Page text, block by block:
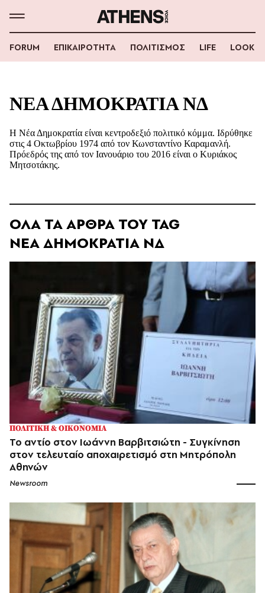
FORUM ΕΠΙΚΑΙΡΟΤΗΤΑ ΠΟΛΙΤΙΣΜΟΣ LIFE LOOK
ΝΕΑ ΔΗΜΟΚΡΑΤΙΑ ΝΔ
Η Νέα Δημοκρατία είναι κεντροδεξιό πολιτικό κόμμα. Ιδρύθηκε
στις 4 Οκτωβρίου 1974 από τον Κωνσταντίνο Καραμανλή.
Πρόεδρός της από τον Ιανουάριο του 2016 είναι ο Κυριάκος
Μητσοτάκης.
ΟΛΑ ΤΑ ΑΡΘΡΑ ΤΟΥ TAG
ΝΕΑ ΔΗΜΟΚΡΑΤΙΑ ΝΔ
ΠΟΛΙΤΙΚΗ & ΟΙΚΟΝΟΜΙΑ
Το αντίο στον Ιωάννη Βαρβιτσιώτη - Συγκίνηση
στον τελευταίο αποχαιρετισμό στη Μητρόπολη
Αθηνών
Newsroom